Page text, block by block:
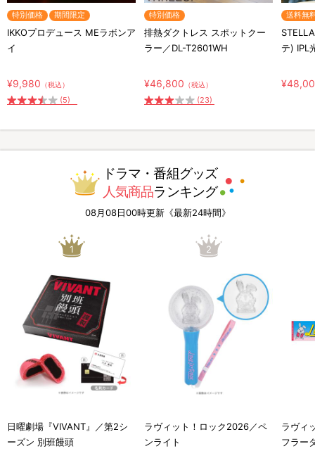
特別価格 期間限定
IKKOプロデュース MEラボンア
イ
¥9,980 （税込）
(5)
特別価格
排熱ダクトレス スポットクー
ラー／DL-T2601WH
¥46,800 （税込）
(23)
送料無
テ) IPL
ドラマ・番組グッズ
人気商品ランキング
08月08日00時更新《最新24時間》
1
日曜劇場『VIVANT』／第2シ
ーズン 別班饅頭
2
ラヴィット！ロック2026／ペ
ンライト
ラヴィ
フラー